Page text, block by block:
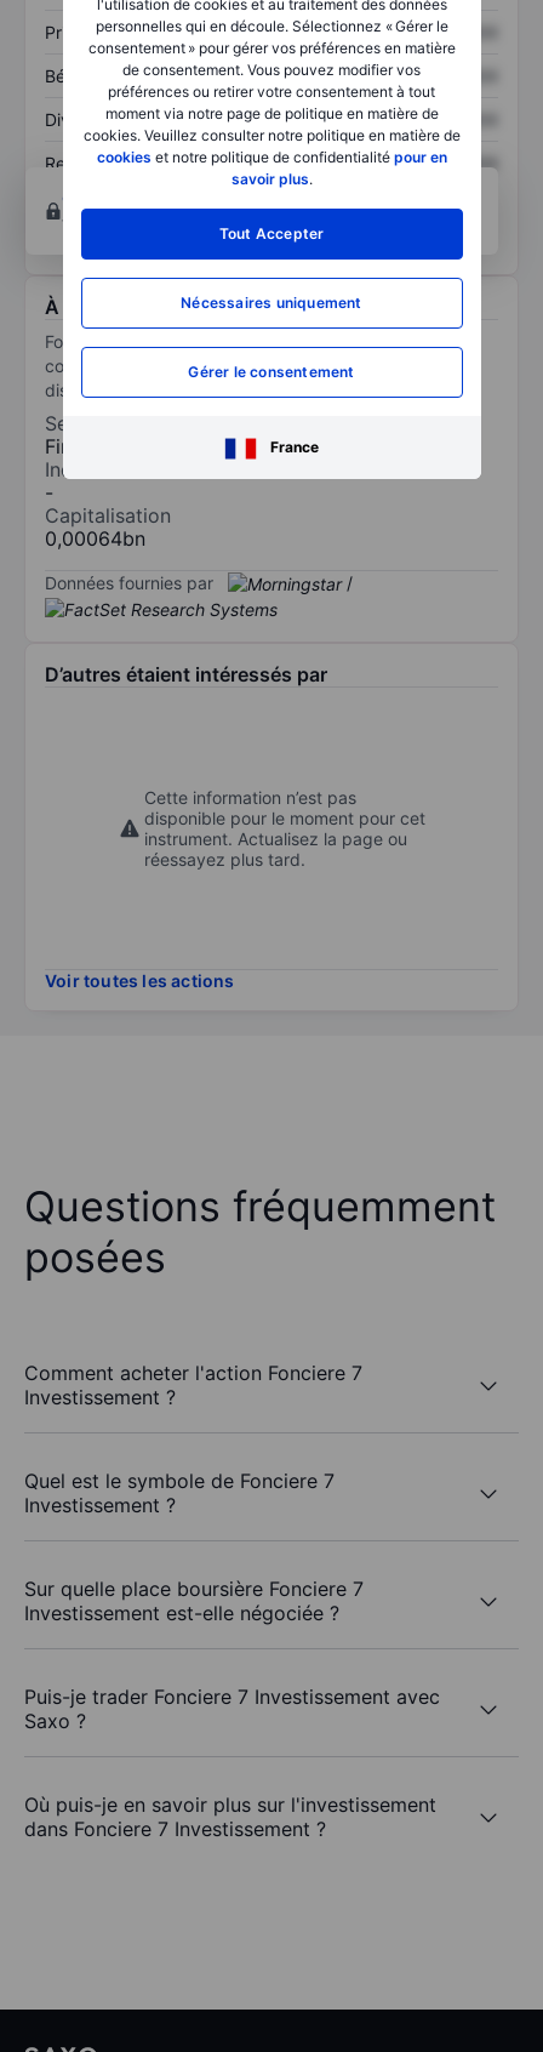
l'utilisation de cookies et au traitement des données
personnelles qui en découle. Sélectionnez « Gérer le
consentement » pour gérer vos préférences en matière
de consentement. Vous pouvez modifier vos
préférences ou retirer votre consentement à tout
moment via notre page de politique en matière de
cookies. Veuillez consulter notre politique en matière de
cookies et notre politique de confidentialité pour en
savoir plus.
Tout Accepter
Nécessaires uniquement
Gérer le consentement
France
Prix / ventes XXXXXXX XXXXXXX
Bénéfice par action XXXXXXX
Dividende par action XXXXXXX XXXXXXX
Rendement des
XXXXXXX
XXXXXXX
Ouvrir un compte
techniques et d’analyses.
À propos Fonciere 7 Investissement
Fonciere 7 Investissement est engagée dans la
conception, fabrication et commercialisation des
dispositifs d'éclairage pour des événements spéciaux.
Secteur
Finance
Industrie
-
Capitalisation
0,00064bn
Données fournies par /
D’autres étaient intéressés par
Cette information n’est pas
disponible pour le moment pour cet
instrument. Actualisez la page ou
réessayez plus tard.
Voir toutes les actions
Questions fréquemment
posées
Comment acheter l'action Fonciere 7
Investissement ?
Quel est le symbole de Fonciere 7
Investissement ?
Sur quelle place boursière Fonciere 7
Investissement est-elle négociée ?
Puis-je trader Fonciere 7 Investissement avec
Saxo ?
Où puis-je en savoir plus sur l'investissement
dans Fonciere 7 Investissement ?